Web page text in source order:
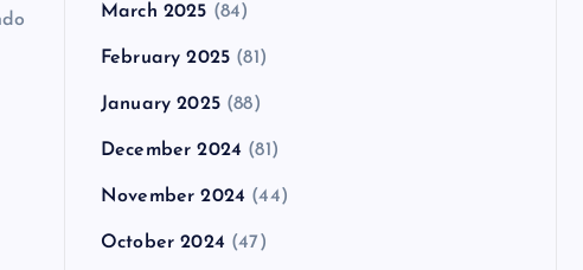
March 2025 (84)
February 2025 (81)
January 2025(88)
December 2024 (81)
November 2024 (44)
October 2024 (47)